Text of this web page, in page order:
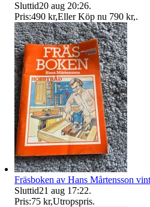
Sluttid20 aug 20:26.
Pris:490 kr,Eller Köp nu 790 kr,.
Fräsboken av Hans Mårtensson
Sluttid21 aug 17:22.
Pris:75 kr,Utropspris.